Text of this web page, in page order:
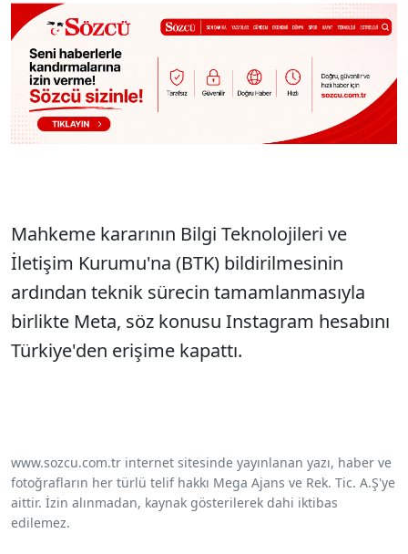
Mahkeme kararının Bilgi Teknolojileri ve
İletişim Kurumu'na (BTK) bildirilmesinin
ardından teknik sürecin tamamlanmasıyla
birlikte Meta, söz konusu Instagram hesabını
Türkiye'den erişime kapattı.
www.sozcu.com.tr internet sitesinde yayınlanan yazı, haber ve
fotoğrafların her türlü telif hakkı Mega Ajans ve Rek. Tic. A.Ş'ye
aittir. İzin alınmadan, kaynak gösterilerek dahi iktibas
edilemez.